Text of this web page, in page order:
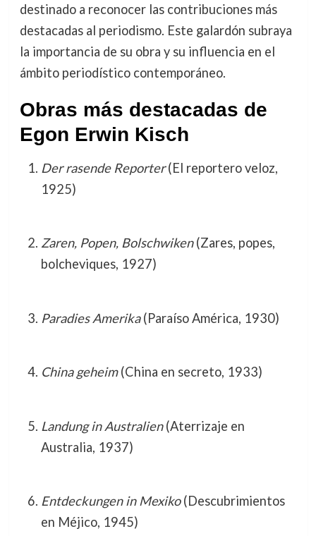
destinado a reconocer las contribuciones más
destacadas al periodismo. Este galardón subraya
la importancia de su obra y su influencia en el
ámbito periodístico contemporáneo.
Obras más destacadas de
Egon Erwin Kisch
Der rasende Reporter(El reportero veloz,
1925)
Zaren, Popen, Bolschwiken(Zares, popes,
bolcheviques, 1927)
Paradies Amerika(Paraíso América, 1930)
China geheim(China en secreto, 1933)
Landung in Australien(Aterrizaje en
Australia, 1937)
Entdeckungen in Mexiko(Descubrimientos
en Méjico, 1945)